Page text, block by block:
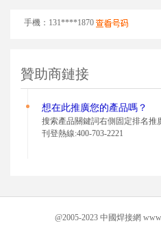
手機：131****1870
贊助商鏈接
想在此推廣您的產品嗎？
搜索產品關鍵詞右側固定排名推
刊登熱線:400-703-2221
@2005-2023 中國焊接網